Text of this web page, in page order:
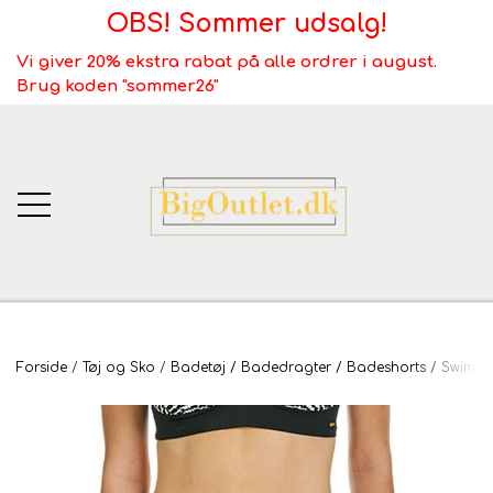
OBS! Sommer udsalg!
Vi giver 20% ekstra rabat på alle ordrer i august.
Brug koden "sommer26"
BigOutlet.dk
TÆPPER
Forside Tøj og Sko Badetøj / Badedragter / Badeshorts /